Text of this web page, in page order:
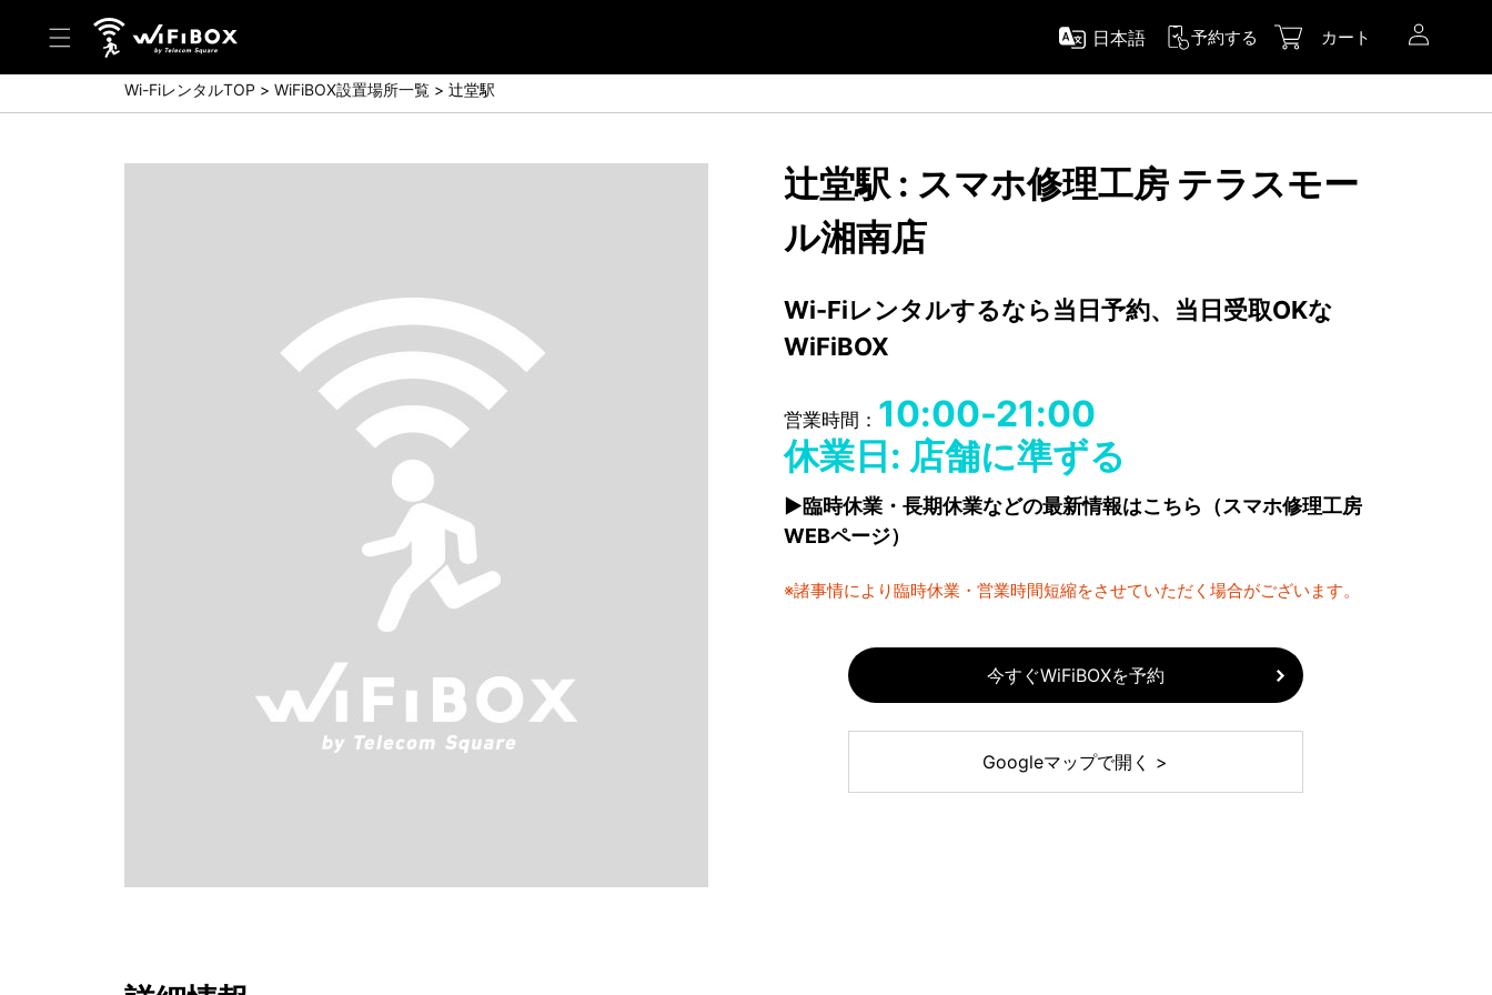
ヘルプ／お問い合わせ
ヘルプセンター(FAQ)(日本語)
日本語 予約する カート
Wi-FiレンタルTOP WiFiBOX設置場所一覧 辻堂駅
辻堂駅 : スマホ修理工房 テラスモー
ル湘南店
Wi-Fiレンタルするなら当日予約、当日受取OKな
WiFiBOX
営業時間： 10:00-21:00
休業日: 店舗に準ずる
▶臨時休業・長期休業などの最新情報はこちら（スマホ修理工房
WEBページ）
※諸事情により臨時休業・営業時間短縮をさせていただく場合がございます。
今すぐWiFiBOXを予約
Googleマップで開く >